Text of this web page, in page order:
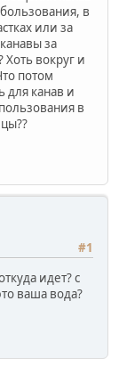
в
или за
за
вокруг и
потом
для канав и
в
#1
идет? с
ваша вода?